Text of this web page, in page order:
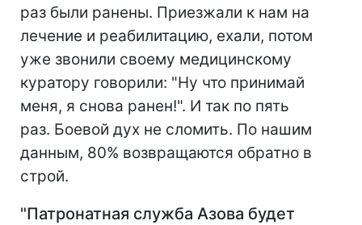
раз были ранены. Приезжали к нам на
лечение и реабилитацию, ехали, потом
уже звонили своему медицинскому
куратору говорили: "Ну что принимай
меня, я снова ранен!". И так по пять
раз. Боевой дух не сломить. По нашим
данным, 80% возвращаются обратно в
строй.
"Патронатная служба Азова будет